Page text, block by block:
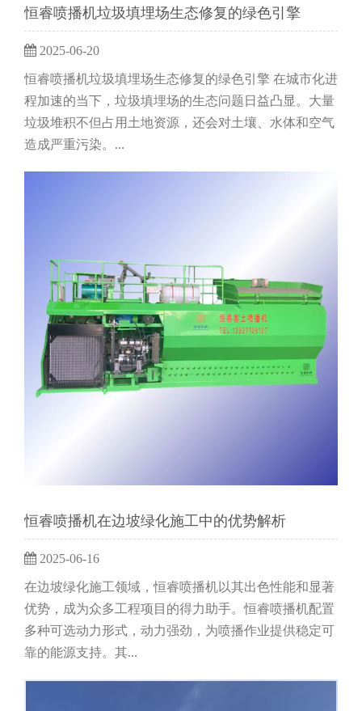
恒睿喷播机垃圾填埋场生态修复的绿色引擎
2025-06-20
恒睿喷播机垃圾填埋场生态修复的绿色引擎 在城市化进
程加速的当下，垃圾填埋场的生态问题日益凸显。大量
垃圾堆积不但占用土地资源，还会对土壤、水体和空气
造成严重污染。...
恒睿喷播机在边坡绿化施工中的优势解析
2025-06-16
在边坡绿化施工领域，恒睿喷播机以其出色性能和显著
优势，成为众多工程项目的得力助手。恒睿喷播机配置
多种可选动力形式，动力强劲，为喷播作业提供稳定可
靠的能源支持。其...